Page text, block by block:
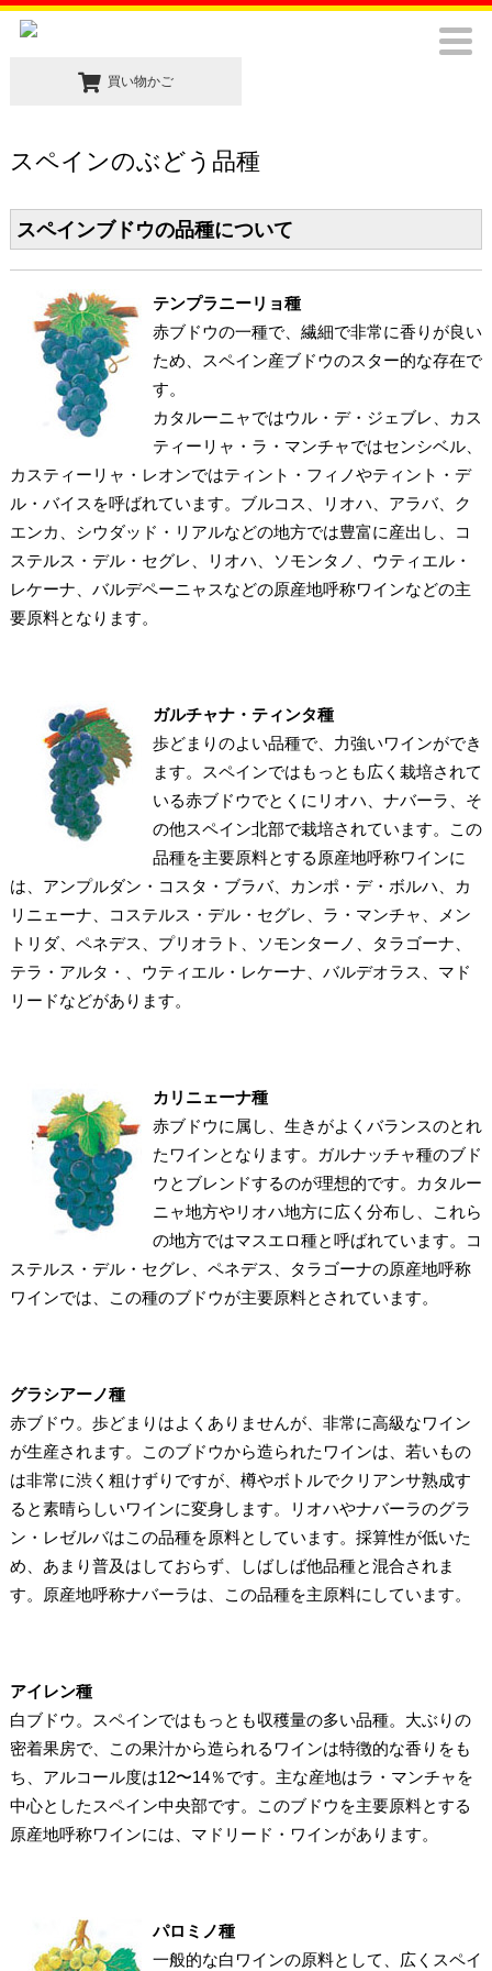
買い物かご
スペインのぶどう品種
スペインブドウの品種について
テンプラニーリョ種
赤ブドウの一種で、繊細で非常に香りが良い
ため、スペイン産ブドウのスター的な存在で
す。
カタルーニャではウル・デ・ジェブレ、カス
ティーリャ・ラ・マンチャではセンシベル、
カスティーリャ・レオンではティント・フィノやティント・デ
ル・バイスを呼ばれています。ブルコス、リオハ、アラバ、ク
エンカ、シウダッド・リアルなどの地方では豊富に産出し、コ
ステルス・デル・セグレ、リオハ、ソモンタノ、ウティエル・
レケーナ、バルデペーニャスなどの原産地呼称ワインなどの主
要原料となります。
ガルチャナ・ティンタ種
歩どまりのよい品種で、力強いワインができ
ます。スペインではもっとも広く栽培されて
いる赤ブドウでとくにリオハ、ナバーラ、そ
の他スペイン北部で栽培されています。この
品種を主要原料とする原産地呼称ワインに
は、アンプルダン・コスタ・ブラバ、カンポ・デ・ボルハ、カ
リニェーナ、コステルス・デル・セグレ、ラ・マンチャ、メン
トリダ、ペネデス、プリオラト、ソモンターノ、タラゴーナ、
テラ・アルタ・、ウティエル・レケーナ、バルデオラス、マド
リードなどがあります。
カリニェーナ種
赤ブドウに属し、生きがよくバランスのとれ
たワインとなります。ガルナッチャ種のブド
ウとブレンドするのが理想的です。カタルー
ニャ地方やリオハ地方に広く分布し、これら
の地方ではマスエロ種と呼ばれています。コ
ステルス・デル・セグレ、ペネデス、タラゴーナの原産地呼称
ワインでは、この種のブドウが主要原料とされています。
グラシアーノ種
赤ブドウ。歩どまりはよくありませんが、非常に高級なワイン
が生産されます。このブドウから造られたワインは、若いもの
は非常に渋く粗けずりですが、樽やボトルでクリアンサ熟成す
ると素晴らしいワインに変身します。リオハやナバーラのグラ
ン・レゼルバはこの品種を原料としています。採算性が低いた
め、あまり普及はしておらず、しばしば他品種と混合されま
す。原産地呼称ナバーラは、この品種を主原料にしています。
アイレン種
白ブドウ。スペインではもっとも収穫量の多い品種。大ぶりの
密着果房で、この果汁から造られるワインは特徴的な香りをも
ち、アルコール度は12〜14％です。主な産地はラ・マンチャを
中心としたスペイン中央部です。このブドウを主要原料とする
原産地呼称ワインには、マドリード・ワインがあります。
パロミノ種
一般的な白ワインの原料として、広くスペイ